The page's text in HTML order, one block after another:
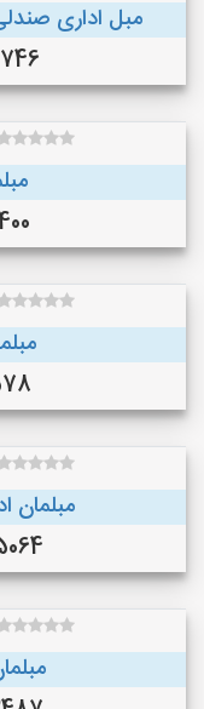
مبل اداری
مبلمان